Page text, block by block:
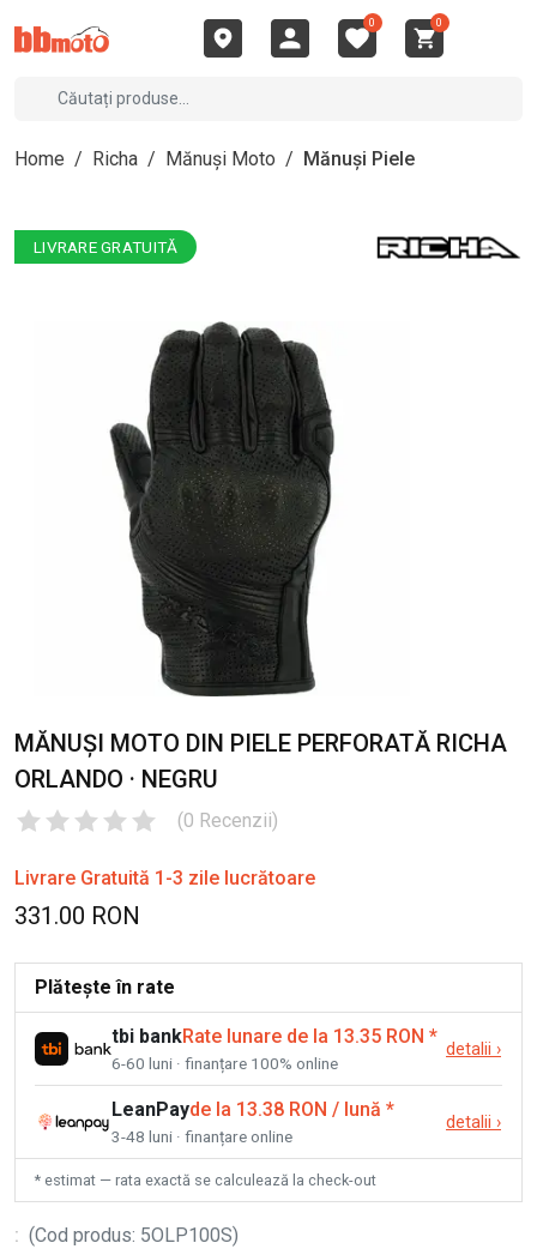
0 0
Home / Richa / Mănuși Moto / Mănuși Piele
LIVRARE GRATUITĂ
MĂNUȘI MOTO DIN PIELE PERFORATĂ RICHA
ORLANDO · NEGRU
(0 Recenzii)
Livrare Gratuită 1-3 zile lucrătoare
331.00 RON
Plătește în rate
tbi bankRate lunare de la 13.35 RON *
6-60 luni · finanțare 100% online
detalii ›
LeanPayde la 13.38 RON / lună *
3-48 luni · finanțare online
detalii ›
* estimat — rata exactă se calculează la check-out
: (Cod produs: 5OLP100S)